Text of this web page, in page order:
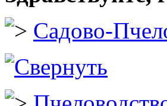
Садово-